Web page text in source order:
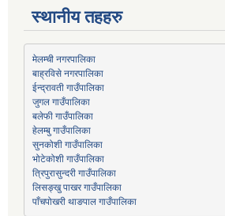
स्थानीय तहहरु
मेलम्ची नगरपालिका
बाह्रविसे नगरपालिका
ईन्द्रावती गाउँपालिका
जुगल गाउँपालिका
बलेफी गाउँपालिका
हेलम्बु गाउँपालिका
सुनकोशी गाउँपालिका
भोटेकोशी गाउँपालिका
त्रिपुरासुन्दरी गाउँपालिका
लिसङ्खु पाखर गाउँपालिका
पाँचपोखरी थाङपाल गाउँपालिका